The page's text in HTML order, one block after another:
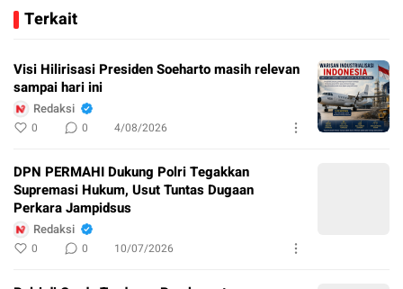
Terkait
Visi Hilirisasi Presiden Soeharto masih relevan
sampai hari ini
Redaksi
0 0 4/08/2026
DPN PERMAHI Dukung Polri Tegakkan
Supremasi Hukum, Usut Tuntas Dugaan
Perkara Jampidsus
Redaksi
0 0 10/07/2026